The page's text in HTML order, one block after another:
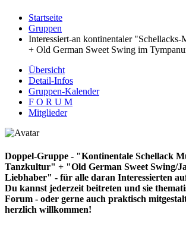
Startseite
Gruppen
Interessiert-an kontinentaler
+ Old German Sweet Swing im
Übersicht
Detail-Infos
Gruppen-Kalender
F O R U M
Mitglieder
Doppel-Gruppe - "Kontinentale Schellack
Tanzkultur" + "Old German Sweet Swing/
Liebhaber" - für alle daran Interessierten
Du kannst jederzeit beitreten und sie
Forum - oder gerne auch praktisch
herzlich willkommen!